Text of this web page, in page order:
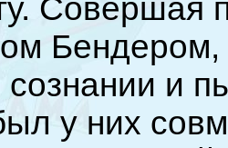
Совершая
Бендером,
и
у них